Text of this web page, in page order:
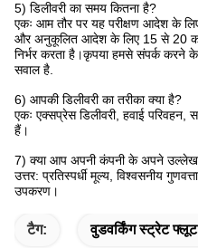
5) डिलीवरी का समय कितना है?
एकः आम तौर पर यह परीक्षण आदेश के
और अनुकूलित आदेश के लिए 15 से 20
निर्भर करता है।कृपया हमसे संपर्क करने
सवाल है.
6) आपकी डिलीवरी का तरीका क्या है?
एकः एक्सप्रेस डिलीवरी, हवाई
हैं।
7) क्या आप अपनी कंपनी के अपने
उत्तर: प्रतिस्पर्धी मूल्य, विश्वसनीय
उपकरण।
टैग: वुडवर्किंग स्ट्रेट